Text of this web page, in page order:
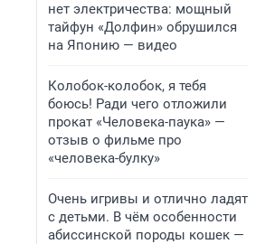
нет электричества: мощный
тайфун «Долфин» обрушился
на Японию — видео
Колобок-колобок, я тебя
боюсь! Ради чего отложили
прокат «Человека-паука» —
отзыв о фильме про
«человека-булку»
Очень игривы и отлично ладят
с детьми. В чём особенности
абиссинской породы кошек —